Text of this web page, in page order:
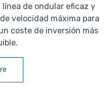
línea de ondular eficaz y
velocidad máxima para
coste de inversión más